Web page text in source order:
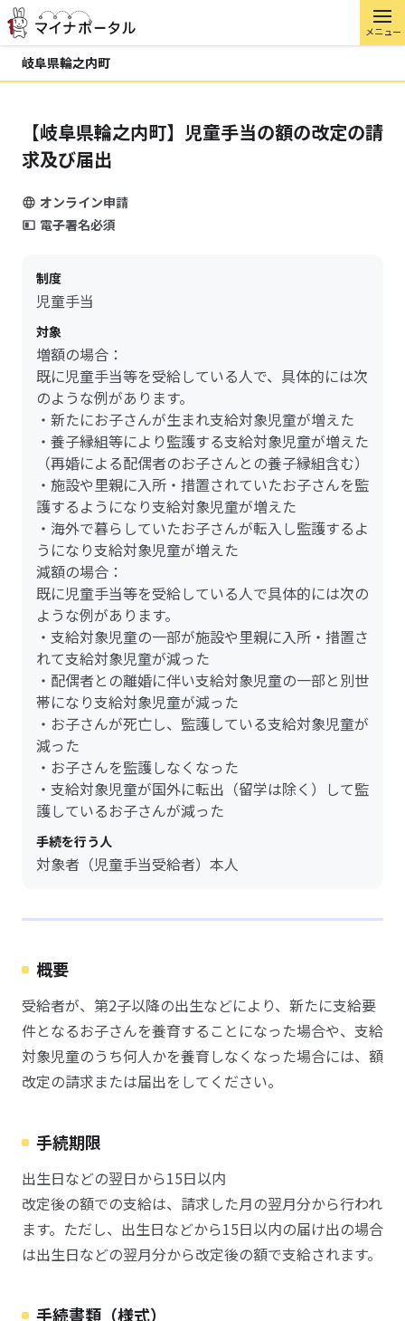
メニュー
岐阜県輪之内町
【岐阜県輪之内町】児童手当の額の改定の請
求及び届出
オンライン申請
電子署名必須
制度
児童手当
対象
増額の場合：
既に児童手当等を受給している人で、具体的には次
のような例があります。
・新たにお子さんが生まれ支給対象児童が増えた
・養子縁組等により監護する支給対象児童が増えた
（再婚による配偶者のお子さんとの養子縁組含む）
・施設や里親に入所・措置されていたお子さんを監
護するようになり支給対象児童が増えた
・海外で暮らしていたお子さんが転入し監護するよ
うになり支給対象児童が増えた
減額の場合：
既に児童手当等を受給している人で具体的には次の
ような例があります。
・支給対象児童の一部が施設や里親に入所・措置さ
れて支給対象児童が減った
・配偶者との離婚に伴い支給対象児童の一部と別世
帯になり支給対象児童が減った
・お子さんが死亡し、監護している支給対象児童が
減った
・お子さんを監護しなくなった
・支給対象児童が国外に転出（留学は除く）して監
護しているお子さんが減った
手続を行う人
対象者（児童手当受給者）本人
概要
受給者が、第2子以降の出生などにより、新たに支給要
件となるお子さんを養育することになった場合や、支給
対象児童のうち何人かを養育しなくなった場合には、額
改定の請求または届出をしてください。
手続期限
出生日などの翌日から15日以内
改定後の額での支給は、請求した月の翌月分から行われ
ます。ただし、出生日などから15日以内の届け出の場合
は出生日などの翌月分から改定後の額で支給されます。
手続書類（様式）